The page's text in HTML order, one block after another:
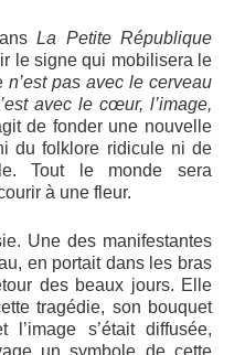
La Petite République
le signe qui mobilisera le
n’est pas avec le cerveau
avec le cœur, l’image,
de fonder une nouvelle
du folklore ridicule ni de
Tout le monde sera
à une fleur.
Une des manifestantes
en portait dans les bras
des beaux jours. Elle
tragédie, son bouquet
s’était diffusée,
un symbole de cette